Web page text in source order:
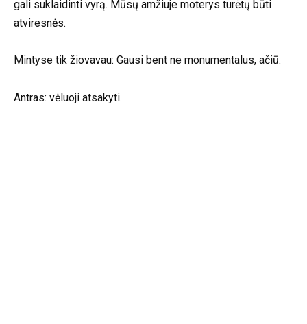
gali suklaidinti vyrą. Mūsų amžiuje moterys turėtų būti
atviresnės.
Mintyse tik žiovavau: Gausi bent ne monumentalus, ačiū.
Antras: vėluoji atsakyti.